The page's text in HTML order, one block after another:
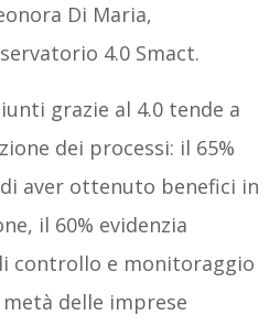
Di Maria,
4.0 Smact.
grazie al 4.0 tende a
dei processi: il 65%
aver ottenuto benefici in
il 60% evidenzia
controllo e monitoraggio
delle imprese